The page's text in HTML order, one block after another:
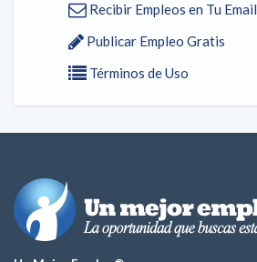
Recibir Empleos en Tu Email
Publicar Empleo Gratis
Términos de Uso